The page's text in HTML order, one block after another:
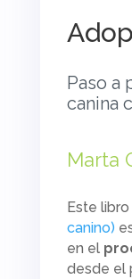
Paso a
canina
Marta
Este
canino)
en el
desde el